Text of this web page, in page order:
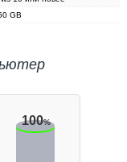
GB
100%